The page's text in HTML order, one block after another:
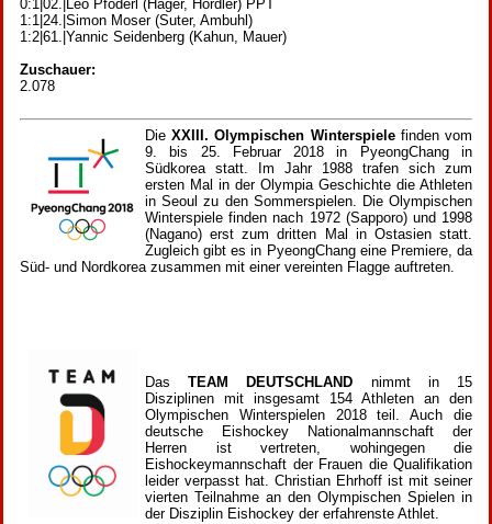
0:1|02.|Leo Pföderl (Hager, Hördler) PPT
1:1|24.|Simon Moser (Suter, Ambuhl)
1:2|61.|Yannic Seidenberg (Kahun, Mauer)
Zuschauer:
2.078
DieXXIII. Olympischen Winterspielefinden vom
9. bis 25. Februar 2018 in PyeongChang in
Südkorea statt. Im Jahr 1988 trafen sich zum
ersten Mal in der Olympia Geschichte die Athleten
in Seoul zu den Sommerspielen. Die Olympischen
Winterspiele finden nach 1972 (Sapporo) und 1998
(Nagano) erst zum dritten Mal in Ostasien statt.
Zugleich gibt es in PyeongChang eine Premiere, da
Süd- und Nordkorea zusammen mit einer vereinten Flagge auftreten.
DasTEAM DEUTSCHLAND nimmt in 15
Disziplinen mit insgesamt 154 Athleten an den
Olympischen Winterspielen 2018 teil. Auch die
deutsche Eishockey Nationalmannschaft der
Herren ist vertreten, wohingegen die
Eishockeymannschaft der Frauen die Qualifikation
leider verpasst hat. Christian Ehrhoff ist mit seiner
vierten Teilnahme an den Olympischen Spielen in
der Disziplin Eishockey der erfahrenste Athlet.